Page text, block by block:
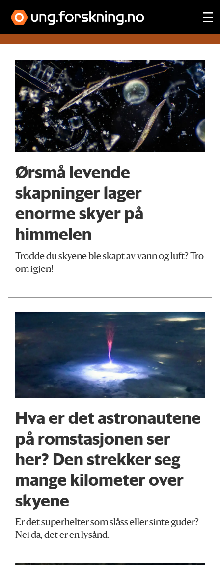
Tag:
vær
og
vind
Ørsmå levende
skapninger lager
enorme skyer på
himmelen
Trodde du skyene ble skapt av vann og luft? Tro
om igjen!
Hva er det astronautene
på romstasjonen ser
her? Den strekker seg
mange kilometer over
skyene
Er det superhelter som slåss eller sinte guder?
Nei da, det er en lysånd.